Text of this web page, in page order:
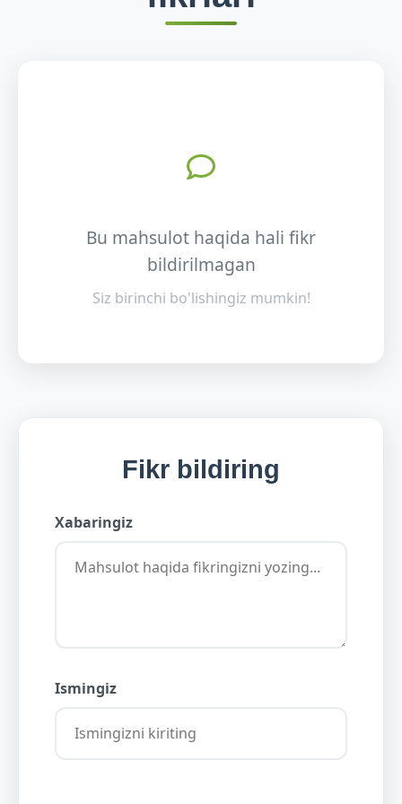
Bu mahsulot haqida hali fikr
bildirilmagan
Siz birinchi bo'lishingiz mumkin!
Fikr bildiring
Xabaringiz
Ismingiz